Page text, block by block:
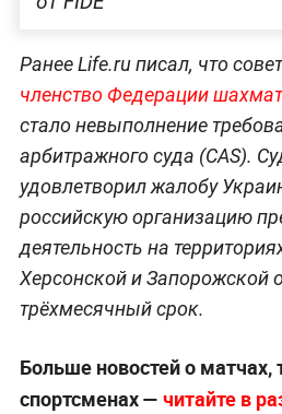
Ранее Life.ru писал, что
членство Федерации
стало невыполнение
арбитражного суда (CAS).
удовлетворил жалобу
российскую организацию
деятельность на
Херсонской и Запорожской
трёхмесячный срок.
Больше новостей о матчах,
спортсменах — читайте в